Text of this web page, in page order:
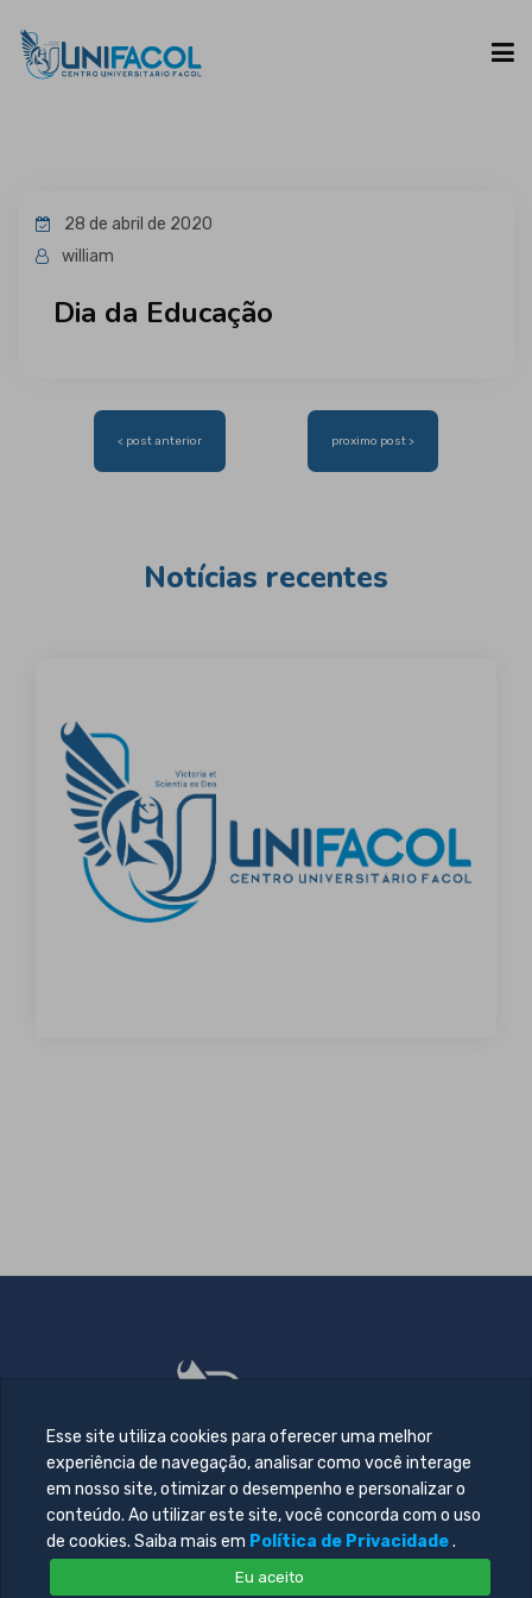
CURSOS
ESPAÇO DO ALUNO
28 de abril de 2020
william
Dia da Educação
Navegação
< post anterior proximo post >
Notícias recentes
Esse site utiliza cookies para oferecer uma melhor
experiência de navegação, analisar como você interage
em nosso site, otimizar o desempenho e personalizar o
conteúdo. Ao utilizar este site, você concorda com o uso
de cookies. Saiba mais em Política de Privacidade .
Eu aceito